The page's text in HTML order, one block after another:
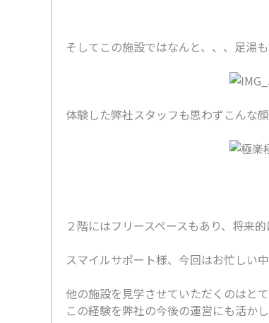
そしてこの施設ではなんと、、、足湯も
体験した弊社スタッフも思わずこんな
２階にはフリースペースもあり、将来
スマイルサポート様、今回はお忙しい
他の施設を見学させていただくのはと
この経験を弊社の今後の運営にも活か